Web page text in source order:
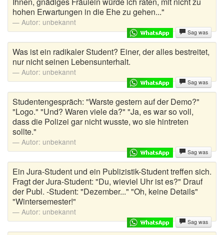
hohen Erwartungen in die Ehe zu gehen..."
Autor: unbekannt
Sag was
Was ist ein radikaler Student? Einer, der alles bestreitet,
nur nicht seinen Lebensunterhalt.
Autor: unbekannt
Sag was
Studentengespräch: "Warste gestern auf der Demo?"
"Logo." "Und? Waren viele da?" "Ja, es war so voll,
dass die Polizei gar nicht wusste, wo sie hintreten
sollte."
Autor: unbekannt
Sag was
Ein Jura-Student und ein Publizistik-Student treffen sich.
Fragt der Jura-Student: "Du, wieviel Uhr ist es?" Drauf
der Publ. -Student: "Dezember..." "Oh, keine Details"
"Wintersemester!"
Autor: unbekannt
Sag was